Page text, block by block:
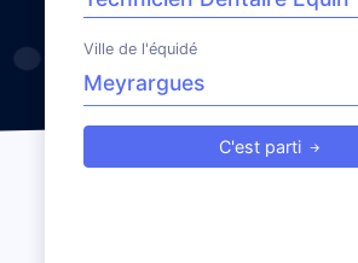
Ville de l'équidé
C'est parti